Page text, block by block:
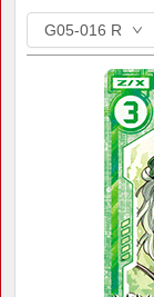
G05-016 R